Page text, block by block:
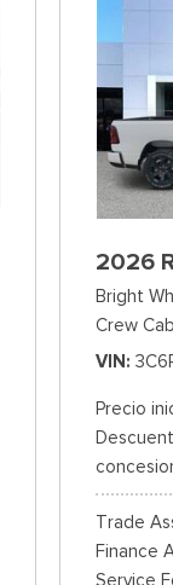
2026
Bright
Crew
VIN
Precio
Trade
Finance